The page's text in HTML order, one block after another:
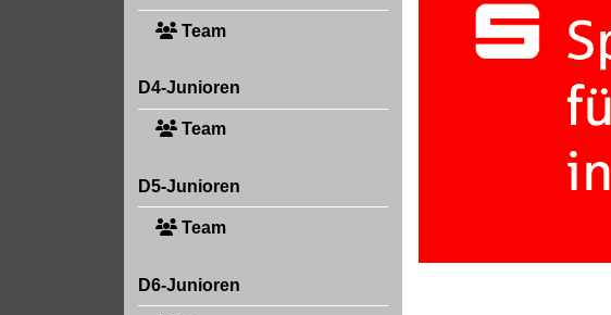
Team
D4-Junioren
Team
D5-Junioren
Team
D6-Junioren